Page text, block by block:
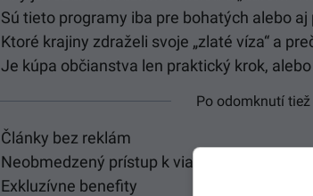
Sú tieto programy iba pre bohatých alebo
Ktoré krajiny zdraželi svoje „zlaté víza“ a
Je kúpa občianstva len praktický krok,
Po odomknutí
Články bez reklám
Neobmedzený prístup k viac ako 75 000
Exkluzívne benefity